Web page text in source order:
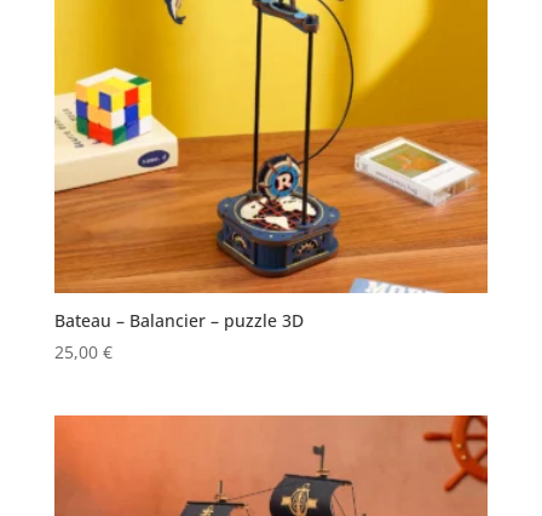
Bateau – Balancier – puzzle 3D
25,00 €